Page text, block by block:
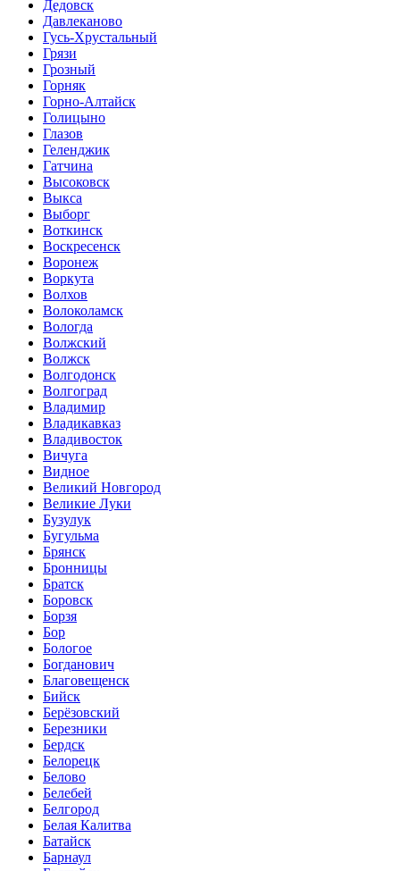
Дедовск
Давлеканово
Гусь-Хрустальный
Грязи
Грозный
Горняк
Горно-Алтайск
Голицыно
Глазов
Геленджик
Гатчина
Высоковск
Выкса
Выборг
Воткинск
Воскресенск
Воронеж
Воркута
Волхов
Волоколамск
Вологда
Волжский
Волжск
Волгодонск
Волгоград
Владимир
Владикавказ
Владивосток
Вичуга
Видное
Великий Новгород
Великие Луки
Бузулук
Бугульма
Брянск
Бронницы
Братск
Боровск
Борзя
Бор
Бологое
Богданович
Благовещенск
Бийск
Берёзовский
Березники
Бердск
Белорецк
Белово
Белебей
Белгород
Белая Калитва
Батайск
Барнаул